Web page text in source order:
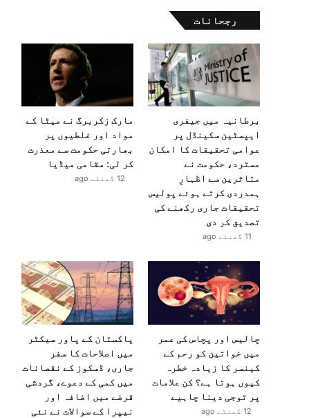
رجحانات
برطانیہ میں جیفری
ایپسٹین سکینڈل پر
عوامی تحقیقات کا امکان
مسترد، حکومت نے
متاثرین سے اظہارِ
ہمدردی کرتے ہوئے پولیس
تحقیقات جاری رکھنے کی
تصدیق کر دی
11 گھنٹے ago
مارک زکربرگ نے میٹا کے
مواد اور غلطیوں پر
بھارتی حکومت سے معذرت
کر لی: مقامی میڈیا
12 گھنٹے ago
چالیس اور پچاس کی عمر
میں خواتین کو رحم کے
کینسر کا زیادہ خطرہ
کیوں ہوتا ہے؟ کن علامات
پر توجی دینا چاہیے
12 گھنٹے ago
پاکستان کے پاور سیکٹر
میں اصلاحات کا سفر
جاری، ڈسکوز کے نقصانات
میں کمی کے دعوے، گردشی
قرضے میں اضافہ اور
نیپرا کے سوالات نے نئی